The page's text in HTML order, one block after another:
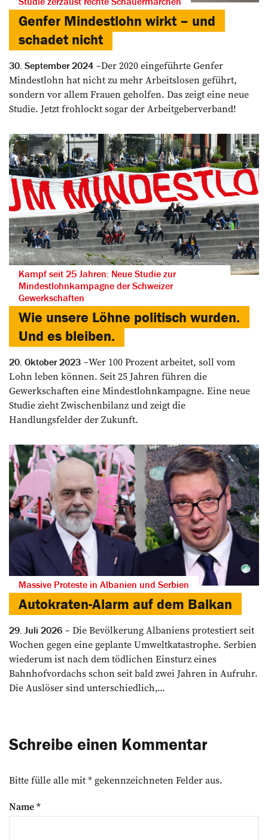
Genfer Mindestlohn wirkt – und
schadet nicht
30. September 2024
Der 2020 eingeführte Genfer
Mindestlohn hat nicht zu mehr Arbeitslosen geführt,
sondern vor allem Frauen geholfen. Das zeigt eine neue
Studie. Jetzt frohlockt sogar der Arbeitgeberverband!
Kampf seit 25 Jahren: Neue Studie zur
Mindestlohnkampagne der Schweizer
Gewerkschaften
Wie unsere Löhne politisch wurden.
Und es bleiben.
20. Oktober 2023
Wer 100 Prozent ­arbeitet, soll vom
Lohn leben können. Seit 25 Jahren führen die
Gewerkschaften eine Mindestlohn­kampagne. Eine neue
Studie zieht Zwischen­bilanz und zeigt die
Handlungsfelder der Zukunft.
Massive Proteste in Albanien und Serbien
Autokraten-Alarm auf dem Balkan
29. Juli 2026
Die Bevölkerung Albaniens protestiert seit
Wochen gegen eine geplante Umweltkatastrophe. Serbien
wiederum ist nach dem tödlichen Einsturz eines
Bahnhofvordachs schon seit bald zwei Jahren in Aufruhr.
Die Auslöser sind unterschiedlich,...
Schreibe einen Kommentar
Bitte fülle alle mit * gekennzeichneten Felder aus.
Name*